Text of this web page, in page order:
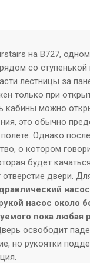
на B727,
со ступенькой
лестницы за
только при
кабины можно
это обычно
Однако
о котором
будет
двери.
насос около
пока любая
освободит
но рукоятки